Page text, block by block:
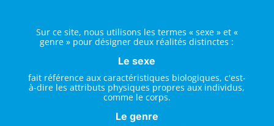
Sur ce site, nous utilisons les termes « sexe » et «
genre » pour désigner deux réalités distinctes :
Le sexe
fait référence aux caractéristiques biologiques, c'est-
à-dire les attributs physiques propres aux individus,
comme le corps.
Le genre